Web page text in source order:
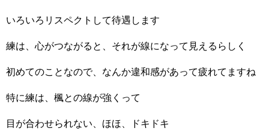
いろいろリスペクトして待遇します
練は、心がつながると、それが線になって見えるらしく
初めてのことなので、なんか違和感があって疲れてますね
特に練は、楓との線が強くって
目が合わせられない、ほほ、ドキドキ